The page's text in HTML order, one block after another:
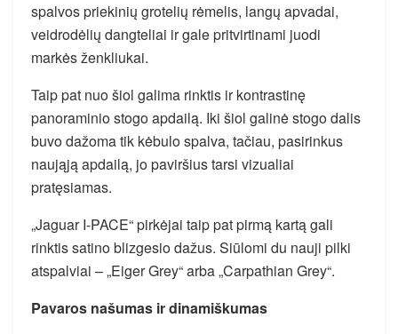
spalvos priekinių grotelių rėmelis, langų apvadai,
veidrodėlių dangteliai ir gale pritvirtinami juodi
markės ženkliukai.
Taip pat nuo šiol galima rinktis ir kontrastinę
panoraminio stogo apdailą. Iki šiol galinė stogo dalis
buvo dažoma tik kėbulo spalva, tačiau, pasirinkus
naująją apdailą, jo paviršius tarsi vizualiai
pratęsiamas.
„Jaguar I-PACE“ pirkėjai taip pat pirmą kartą gali
rinktis satino blizgesio dažus. Siūlomi du nauji pilki
atspalviai – „Eiger Grey“ arba „Carpathian Grey“.
Pavaros našumas ir dinamiškumas